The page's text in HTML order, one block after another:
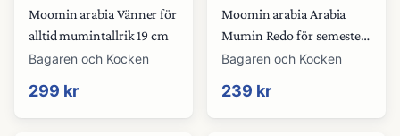
Moomin arabia Vänner för
alltid mumintallrik 19 cm
Bagaren och Kocken
299 kr
Moomin arabia Arabia
Mumin Redo för semester
tallrik 19 cm
Bagaren och Kocken
239 kr